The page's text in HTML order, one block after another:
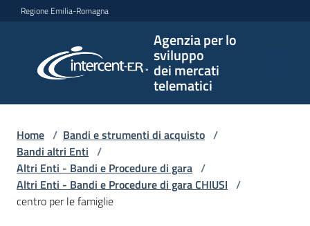
Vai al contenuto
Vai alla navigazione
Vai al footer
Regione Emilia-Romagna
Agenzia per lo
sviluppo
dei mercati
telematici
per lo
sviluppo
telematici
L'Agenzia
Home / Bandi e strumenti di acquisto /
Bandi altri Enti /
Altri Enti - Bandi e Procedure di gara /
Altri Enti - Bandi e Procedure di gara CHIUSI /
centro per le famiglie